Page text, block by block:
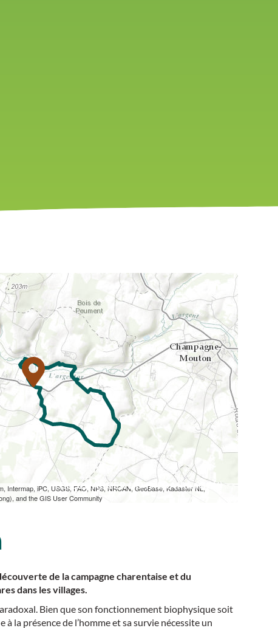
iPC, USGS, FAO, NPS, NRCAN, GeoBase, Kadaster NL,
and the GIS User Community
TÉLÉCHARGER L'ITINÉRAIRE (GPX)
de la campagne charentaise et du
dans les villages.
Bien que son fonctionnement biophysique soit
la présence de l’homme et sa survie nécessite un